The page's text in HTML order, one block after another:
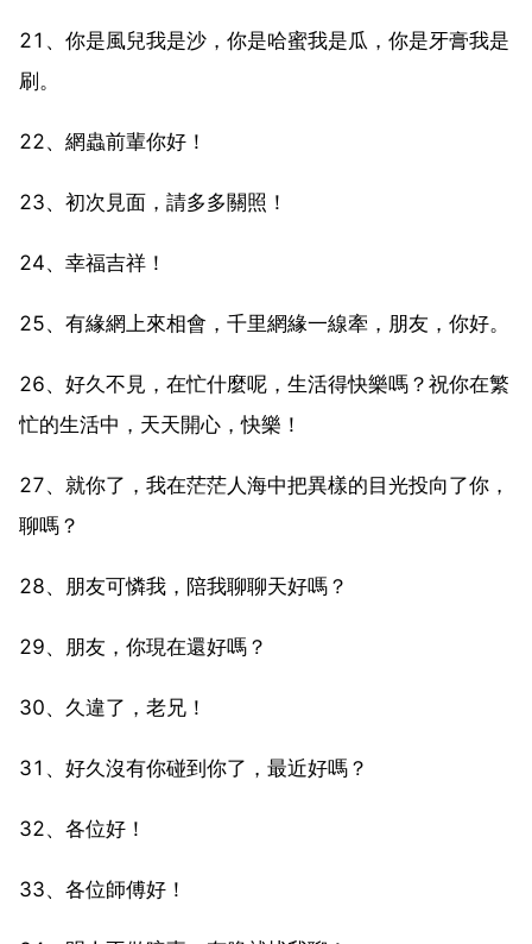
21、你是風兒我是沙，你是哈蜜我是瓜，你是牙膏我是
刷。
22、網蟲前輩你好！
23、初次見面，請多多關照！
24、幸福吉祥！
25、有緣網上來相會，千里網緣一線牽，朋友，你好。
26、好久不見，在忙什麼呢，生活得快樂嗎？祝你在繁
忙的生活中，天天開心，快樂！
27、就你了，我在茫茫人海中把異樣的目光投向了你，
聊嗎？
28、朋友可憐我，陪我聊聊天好嗎？
29、朋友，你現在還好嗎？
30、久違了，老兄！
31、好久沒有你碰到你了，最近好嗎？
32、各位好！
33、各位師傅好！